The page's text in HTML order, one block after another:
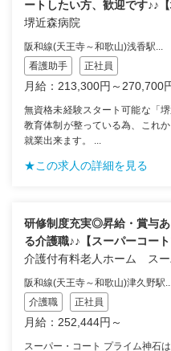
ートしたい方、歓迎です♪♪【
堺近森病院
阪和線(天王寺～和歌山)浅香駅...
看護助手
正社員
月給：213,300円～270,700
無資格未経験スタート可能な「
教育体制が整っている為、これ
就業出来ます。 ...
★この求人の詳細を見る
研修制度充実◎昇給・賞与
る介護職♪♪【スーパーコート
介護付有料老人ホーム ス
阪和線(天王寺～和歌山)津久野駅...
介護職
正社員
月給：252,444円～
スーパー・コート プライム神石